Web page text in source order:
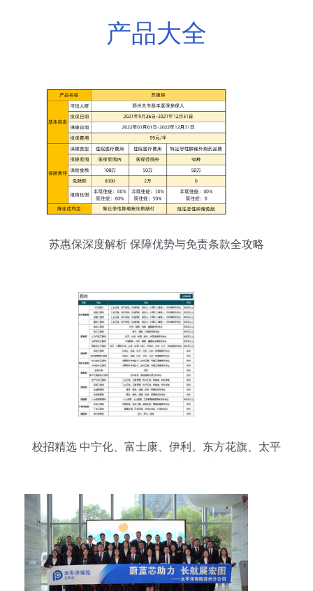
产品大全
苏惠保深度解析 保障优势与免责条款全攻略
校招精选 中宁化、富士康、伊利、东方花旗、太平